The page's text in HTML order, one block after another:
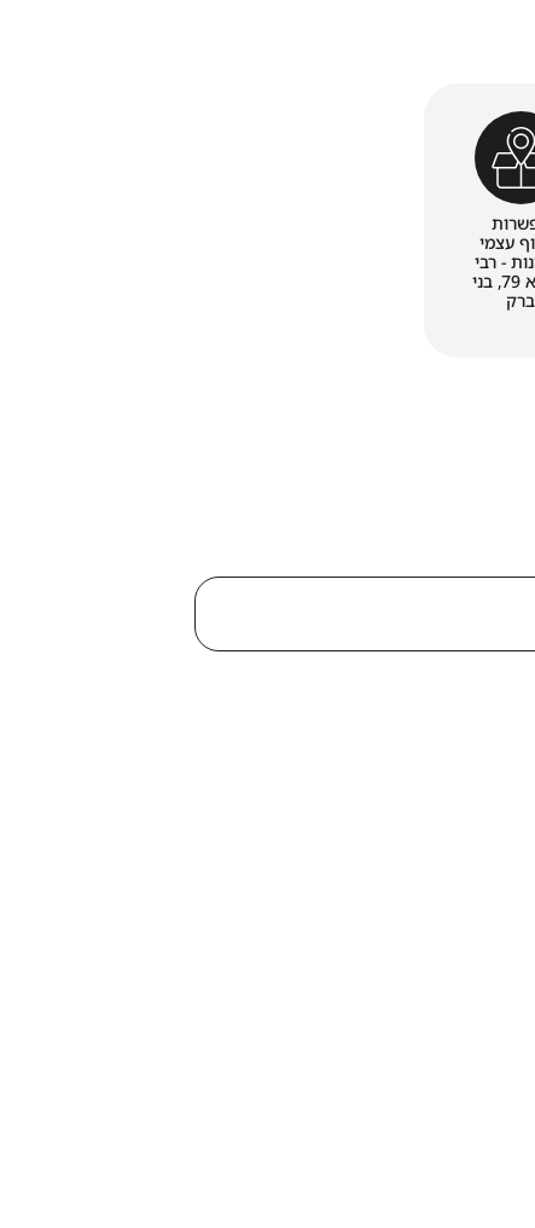
עצמי
- רבי
עקיבא 79, בני
ברק